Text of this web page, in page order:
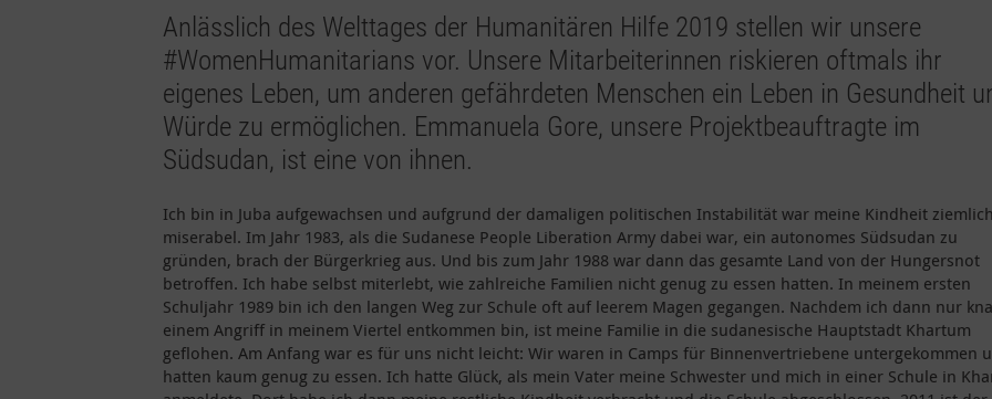
Anlässlich des Welttages der Humanitären Hilfe 2019 stellen wir unsere
#WomenHumanitarians vor. Unsere Mitarbeiterinnen riskieren oftmals ihr
eigenes Leben, um anderen gefährdeten Menschen ein Leben in Gesundheit
Würde zu ermöglichen. Emmanuela Gore, unsere Projektbeauftragte im
Südsudan, ist eine von ihnen.
Ich bin in Juba aufgewachsen und aufgrund der damaligen politischen Instabilität war meine Kindheit ziemlich
miserabel. Im Jahr 1983, als die Sudanese People Liberation Army dabei war, ein autonomes Südsudan zu
gründen, brach der Bürgerkrieg aus. Und bis zum Jahr 1988 war dann das gesamte Land von der Hungersnot
betroffen. Ich habe selbst miterlebt, wie zahlreiche Familien nicht genug zu essen hatten. In meinem ersten
Schuljahr 1989 bin ich den langen Weg zur Schule oft auf leerem Magen gegangen. Nachdem ich dann nur
einem Angriff in meinem Viertel entkommen bin, ist meine Familie in die sudanesische Hauptstadt Khartum
geflohen. Am Anfang war es für uns nicht leicht: Wir waren in Camps für Binnenvertriebene untergekommen
hatten kaum genug zu essen. Ich hatte Glück, als mein Vater meine Schwester und mich in einer Schule in